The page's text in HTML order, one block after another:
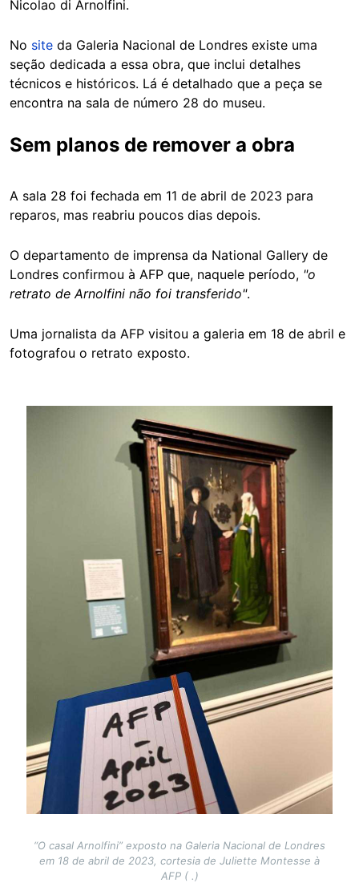
Nicolao di Arnolfini.
No site da Galeria Nacional de Londres existe uma
seção dedicada a essa obra, que inclui detalhes
técnicos e históricos. Lá é detalhado que a peça se
encontra na sala de número 28 do museu.
Sem planos de remover a obra
A sala 28 foi fechada em 11 de abril de 2023 para
reparos, mas reabriu poucos dias depois.
O departamento de imprensa da National Gallery de
Londres confirmou à AFP que, naquele período, "o
retrato de Arnolfini não foi transferido".
Uma jornalista da AFP visitou a galeria em 18 de abril e
fotografou o retrato exposto.
“O casal Arnolfini” exposto na Galeria Nacional de Londres
em 18 de abril de 2023, cortesia de Juliette Montesse à
AFP ( .)